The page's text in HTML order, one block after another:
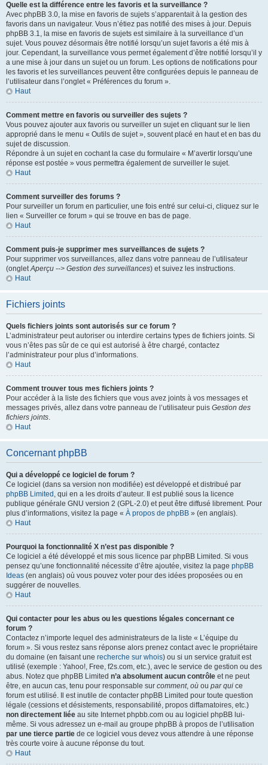
Quelle est la différence entre les favoris et la surveillance ?
Avec phpBB 3.0, la mise en favoris de sujets s’apparentait à la gestion des
favoris dans un navigateur. Vous n’étiez pas notifié des mises à jour. Depuis
phpBB 3.1, la mise en favoris de sujets est similaire à la surveillance d’un
sujet. Vous pouvez désormais être notifié lorsqu’un sujet favoris a été mis à
jour. Cependant, la surveillance vous permet également d’être notifié lorsqu’il y
a une mise à jour dans un sujet ou un forum. Les options de notifications pour
les favoris et les surveillances peuvent être configurées depuis le panneau de
l’utilisateur dans l’onglet « Préférences du forum ».
Haut
Comment mettre en favoris ou surveiller des sujets ?
Vous pouvez ajouter aux favoris ou surveiller un sujet en cliquant sur le lien
approprié dans le menu « Outils de sujet », souvent placé en haut et en bas du
sujet de discussion.
Répondre à un sujet en cochant la case du formulaire « M’avertir lorsqu’une
réponse est postée » vous permettra également de surveiller le sujet.
Haut
Comment surveiller des forums ?
Pour surveiller un forum en particulier, une fois entré sur celui-ci, cliquez sur le
lien « Surveiller ce forum » qui se trouve en bas de page.
Haut
Comment puis-je supprimer mes surveillances de sujets ?
Pour supprimer vos surveillances, allez dans votre panneau de l’utilisateur
(ongletAperçu --> Gestion des surveillances) et suivez les instructions.
Haut
Fichiers joints
Quels fichiers joints sont autorisés sur ce forum ?
L’administrateur peut autoriser ou interdire certains types de fichiers joints. Si
vous n’êtes pas sûr de ce qui est autorisé à être chargé, contactez
l’administrateur pour plus d’informations.
Haut
Comment trouver tous mes fichiers joints ?
Pour accéder à la liste des fichiers que vous avez joints à vos messages et
messages privés, allez dans votre panneau de l’utilisateur puis Gestion des
fichiers joints.
Haut
Concernant phpBB
Qui a développé ce logiciel de forum ?
Ce logiciel (dans sa version non modifiée) est développé et distribué par
phpBB Limited , qui en a les droits d’auteur. Il est publié sous la licence
publique générale GNU version 2 (GPL-2.0) et peut être diffusé librement. Pour
plus d’informations, visitez la page « À propos de phpBB » (en anglais).
Haut
Pourquoi la fonctionnalité X n’est pas disponible ?
Ce logiciel a été développé et mis sous licence par phpBB Limited. Si vous
pensez qu’une fonctionnalité nécessite d’être ajoutée, visitez la page phpBB
Ideas (en anglais) où vous pouvez voter pour des idées proposées ou en
suggérer de nouvelles.
Haut
Qui contacter pour les abus ou les questions légales concernant ce
forum ?
Contactez n’importe lequel des administrateurs de la liste « L’équipe du
forum ». Si vous restez sans réponse alors prenez contact avec le propriétaire
du domaine (en faisant une recherche sur whois) ou si un service gratuit est
utilisé (exemple : Yahoo!, Free, f2s.com, etc.), avec le service de gestion ou des
abus. Notez que phpBB Limited n’a absolument aucun contrôle et ne peut
être, en aucun cas, tenu pour responsable sur comment, où ou par qui ce
forum est utilisé. Il est inutile de contacter phpBB Limited pour toute question
légale (cessions et désistements, responsabilité, propos diffamatoires, etc.)
non directement liée au site Internet phpbb.com ou au logiciel phpBB lui-
même. Si vous adressez un e-mail au groupe phpBB à propos de l’utilisation
par une tierce partie de ce logiciel vous devez vous attendre à une réponse
très courte voire à aucune réponse du tout.
Haut